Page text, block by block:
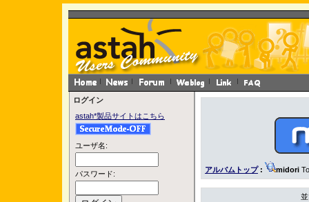
ログイン
astah*製品サイトはこちら
ユーザ名:
パスワード: アルバムトップ: midori